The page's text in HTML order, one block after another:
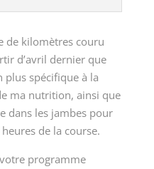
de kilomètres couru
d’avril dernier que
plus spécifique à la
ma nutrition, ainsi que
dans les jambes pour
de la course.
programme